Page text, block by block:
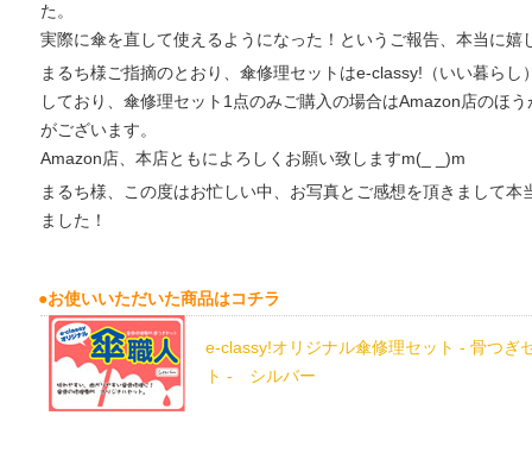
た。
実際に傘を直して使えるようになった！というご報告、本当に嬉
まるち様ご指摘のとおり、傘修理セットはe-classy!（いい暮らし
しており、傘修理セット1点のみご購入の場合はAmazon店のほ
がございます。
Amazon店、本店ともによろしくお願い致しますm(_ _)m
まるち様、この度はお忙しい中、お写真とご感想を頂きまして本
ました！
●お使いいただいた商品はコチラ
e-classy!オリジナル傘修理セット - 骨つぎ
ト - シルバー